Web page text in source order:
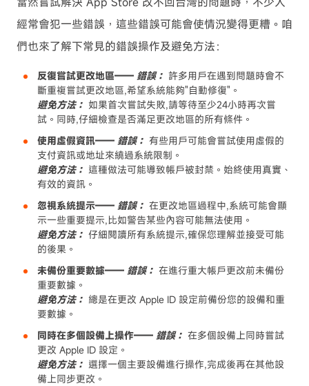
經常會犯一些錯誤，這些錯誤可能會使情況變得更糟。咱
們也來了解下常見的錯誤操作及避免方法：
反復嘗試更改地區—— 錯誤： 許多用戶在遇到問題時會不
斷重複嘗試更改地區,希望系統能夠"自動修復"。
避免方法： 如果首次嘗試失敗,請等待至少24小時再次嘗
試。同時,仔細檢查是否滿足更改地區的所有條件。
使用虛假資訊—— 錯誤： 有些用戶可能會嘗試使用虛假的
支付資訊或地址來繞過系統限制。
避免方法： 這種做法可能導致帳戶被封禁。始終使用真實、
有效的資訊。
忽視系統提示—— 錯誤： 在更改地區過程中,系統可能會顯
示一些重要提示,比如警告某些內容可能無法使用。
避免方法： 仔細閱讀所有系統提示,確保您理解並接受可能
的後果。
未備份重要數據—— 錯誤： 在進行重大帳戶更改前未備份
重要數據。
避免方法： 總是在更改 Apple ID 設定前備份您的設備和重
要數據。
同時在多個設備上操作—— 錯誤： 在多個設備上同時嘗試
更改 Apple ID 設定。
避免方法： 選擇一個主要設備進行操作,完成後再在其他設
備上同步更改。